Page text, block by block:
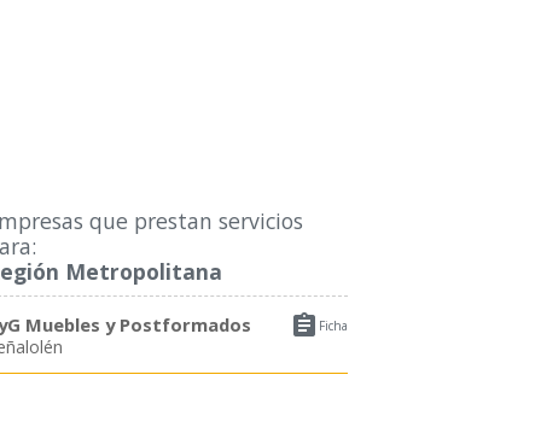
que prestan servicios
Metropolitana
 Ficha
Muebles y Postformados